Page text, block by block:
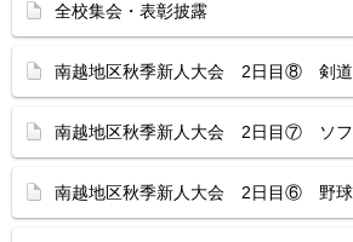
全校集会・表彰披露
南越地区秋季新人大会 2日目⑧ 剣道
南越地区秋季新人大会 2日目⑦ ソ
南越地区秋季新人大会 2日目⑥ 野